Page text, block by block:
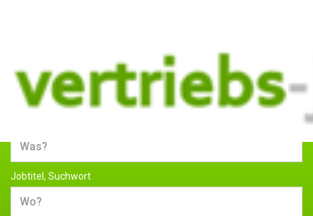
Jobs und Stellenangebote im
Vertrieb
Jobtitel, Suchwort